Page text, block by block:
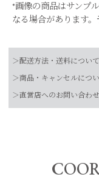
*画像の商品はサンプ
なる場合があります。
品番
お手入れ方法
-
*詳
【お届け希望日につき
予めご了承くださいま
＞配送方法・送料について
＞商品・キャンセルにつ
＞直営店へのお問い合わ